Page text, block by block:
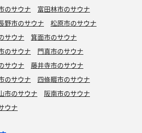
のサウナ
富田林市のサウナ
野市のサウナ
松原市のサウナ
サウナ
箕面市のサウナ
のサウナ
門真市のサウナ
サウナ
藤井寺市のサウナ
のサウナ
四條畷市のサウナ
市のサウナ
阪南市のサウナ
ウナ